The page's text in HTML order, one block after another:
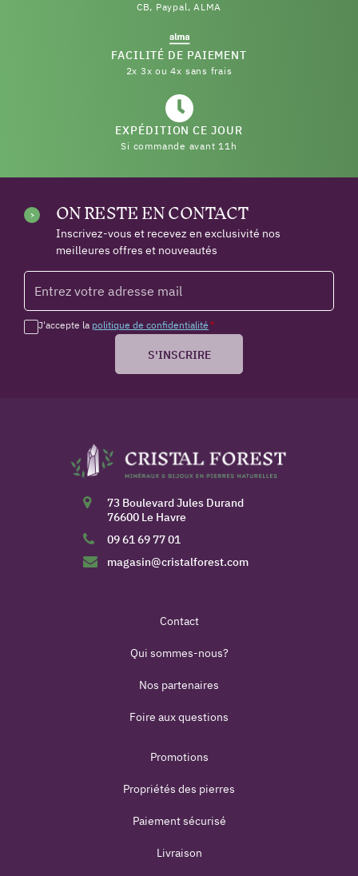
CB, Paypal, ALMA
FACILITÉ DE PAIEMENT
2x 3x ou 4x sans frais
EXPÉDITION CE JOUR
Si commande avant 11h
ON RESTE EN CONTACT
Inscrivez-vous et recevez en exclusivité nos
meilleures offres et nouveautés
J'accepte la politique de confidentialité *
S'INSCRIRE
73 Boulevard Jules Durand
76600 Le Havre
09 61 69 77 01
magasin@cristalforest.com
Contact
Qui sommes-nous?
Nos partenaires
Foire aux questions
Promotions
Propriétés des pierres
Paiement sécurisé
Livraison